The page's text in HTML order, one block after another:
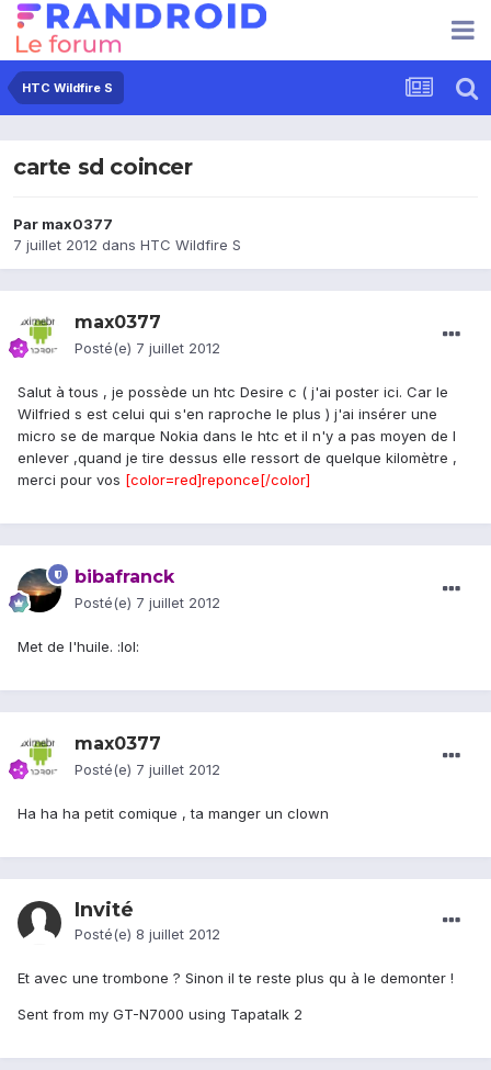
HTC Wildfire S
carte sd coincer
Par max0377
7 juillet 2012 dans HTC Wildfire S
max0377
Posté(e) 7 juillet 2012
Salut à tous , je possède un htc Desire c ( j'ai poster ici. Car le
Wilfried s est celui qui s'en raproche le plus ) j'ai insérer une
micro se de marque Nokia dans le htc et il n'y a pas moyen de l
enlever ,quand je tire dessus elle ressort de quelque kilomètre ,
merci pour vos [color=red]reponce[/color]
bibafranck
Posté(e) 7 juillet 2012
Met de l'huile. :lol:
max0377
Posté(e) 7 juillet 2012
Ha ha ha petit comique , ta manger un clown
Invité
Posté(e) 8 juillet 2012
Et avec une trombone ? Sinon il te reste plus qu à le demonter !
Sent from my GT-N7000 using Tapatalk 2